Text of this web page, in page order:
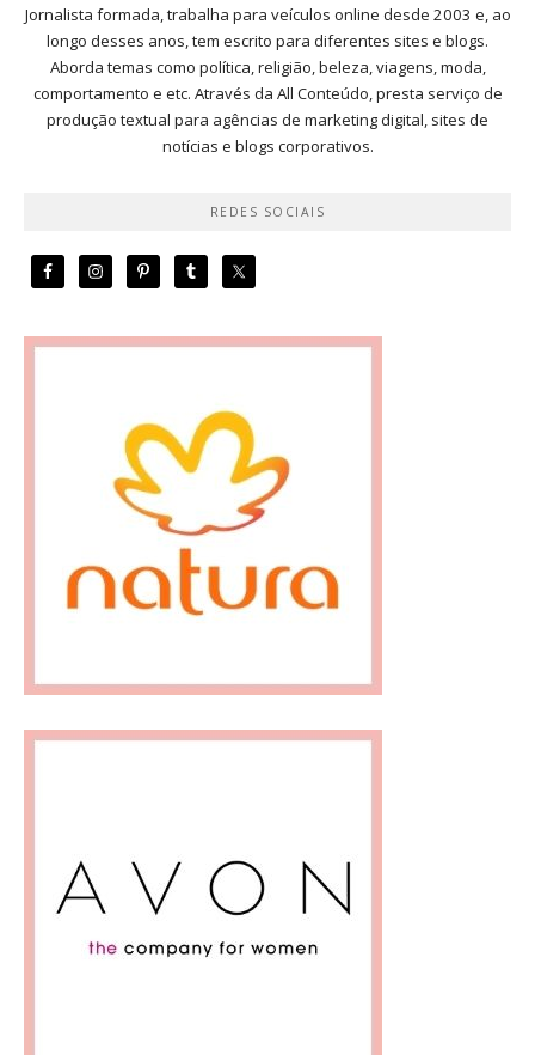
Jornalista formada, trabalha para veículos online desde 2003 e, ao
longo desses anos, tem escrito para diferentes sites e blogs.
Aborda temas como política, religião, beleza, viagens, moda,
comportamento e etc. Através da All Conteúdo, presta serviço de
produção textual para agências de marketing digital, sites de
notícias e blogs corporativos.
REDES SOCIAIS